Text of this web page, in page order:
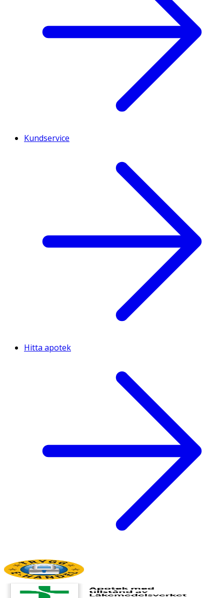
Kundservice
Hitta apotek